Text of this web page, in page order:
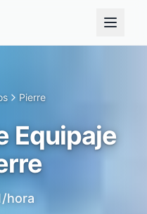
Pierre
Equipaje
hora